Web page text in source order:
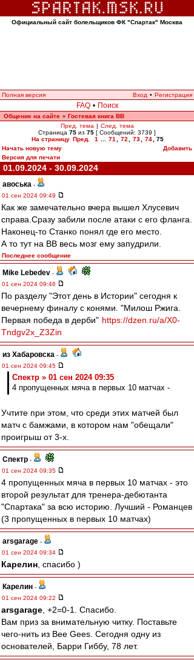
Официальный сайт болельщиков ФК "Спартак" Москва
Полная версия Вход • Регистрация
FAQ • Поиск
Общение на сайте » Гостевая книга ВВ
Пред. тема | След. тема
Страница 75 из 75 [ Сообщений: 3739 ]
На страницу Пред. 1 71 72 73 74
75
Начать новую тему
Добавить
Версия для печати
01.09.2024 - 30.09.2024
авоська -
01 сен 2024 09:49
Как же замечательно вчера вышел Хлусевич
справа.Сразу забили после атаки с его фланга.
Наконец-то Станко понял где его место.
А то тут на ВВ весь мозг ему запудрили.
Последнее сообщение
Mike Lebedev -
01 сен 2024 09:46
По разделу "Этот день в Истории" сегодня к
вечернему финалу с конями. "Милош Ржига.
Первая победа в дерби" https://dzen.ru/a/X0-
Tndgv2x_Z3Zin
из Хабаровска -
01 сен 2024 09:45
Спектр » 01 сен 2024 09:35
4 пропущенных мяча в первых 10 матчах -
Учтите при этом, что среди этих матчей был
матч с бамжами, в котором нам "обещали"
проигрыш от 3-х.
Спектр -
01 сен 2024 09:35
4 пропущенных мяча в первых 10 матчах - это
второй результат для тренера-дебютанта
"Спартака" за всю историю. Лучший - Романцев
(3 пропущенных в первых 10 матчах)
arsgarage -
01 сен 2024 09:34
Карелин , спасибо )
Карелин -
01 сен 2024 09:22
arsgarage , +2=0-1. Спасибо.
Вам приз за внимательную читку. Поставьте
чего-нить из Bee Gees. Сегодня одну из
основателей, Барри Гиббу, 78 лет.